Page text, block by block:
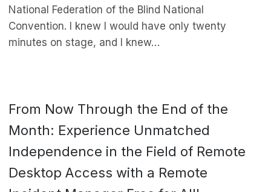
National Federation of the Blind National
Convention. I knew I would have only twenty
minutes on stage, and I knew…
From Now Through the End of the
Month: Experience Unmatched
Independence in the Field of Remote
Desktop Access with a Remote